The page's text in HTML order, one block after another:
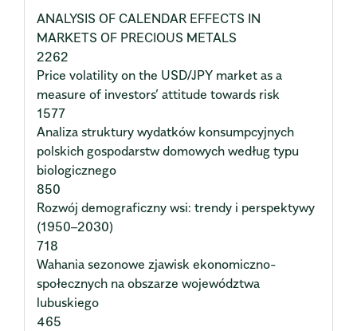
ANALYSIS OF CALENDAR EFFECTS IN
MARKETS OF PRECIOUS METALS
2262
Price volatility on the USD/JPY market as a
measure of investors’ attitude towards risk
1577
Analiza struktury wydatków konsumpcyjnych
polskich gospodarstw domowych według typu
biologicznego
850
Rozwój demograficzny wsi: trendy i perspektywy
(1950–2030)
718
Wahania sezonowe zjawisk ekonomiczno-
społecznych na obszarze województwa
lubuskiego
465